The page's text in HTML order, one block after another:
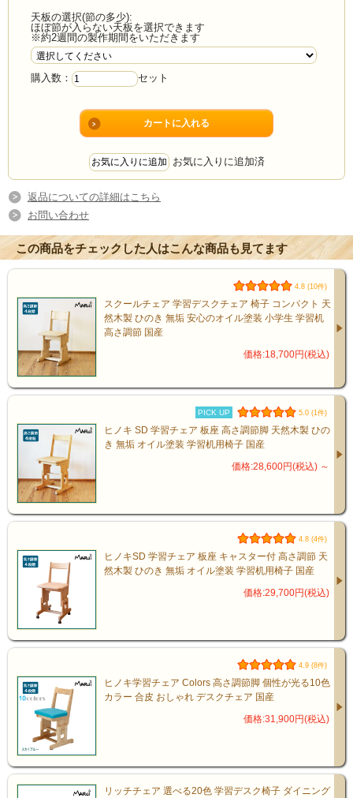
天板の選択(節の多少):
ほぼ節が入らない天板を選択できます
※約2週間の製作期間をいただきます
購入数： セット
お気に入りに追加済
返品についての詳細はこちら
お問い合わせ
この商品をチェックした人はこんな商品も見てます
4.8 (10件)
スクールチェア 学習デスクチェア 椅子 コンパクト 天
然木製 ひのき 無垢 安心のオイル塗装 小学生 学習机
高さ調節 国産
価格:18,700円(税込)
PICK UP 5.0 (1件)
ヒノキ SD 学習チェア 板座 高さ調節脚 天然木製 ひの
き 無垢 オイル塗装 学習机用椅子 国産
価格:28,600円(税込) ～
4.8 (4件)
ヒノキSD 学習チェア 板座 キャスター付 高さ調節 天
然木製 ひのき 無垢 オイル塗装 学習机用椅子 国産
価格:29,700円(税込)
4.9 (8件)
ヒノキ学習チェア Colors 高さ調節脚 個性が光る10色
カラー 合皮 おしゃれ デスクチェア 国産
価格:31,900円(税込)
リッチチェア 選べる20色 学習デスク椅子 ダイニング